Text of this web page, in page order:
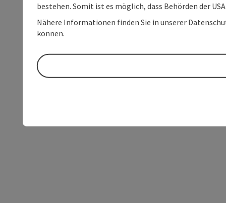
bestehen. Somit ist es möglich, dass Behörden der
Nähere Informationen finden Sie in unserer
können.